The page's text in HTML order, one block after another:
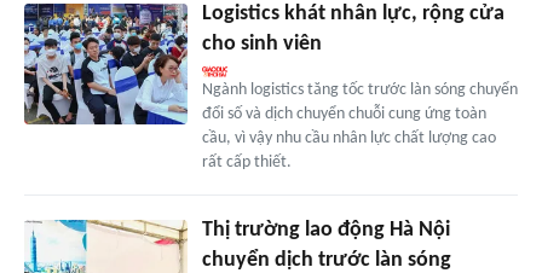
Logistics khát nhân lực, rộng cửa
cho sinh viên
Ngành logistics tăng tốc trước làn sóng chuyển
đổi số và dịch chuyển chuỗi cung ứng toàn
cầu, vì vậy nhu cầu nhân lực chất lượng cao
rất cấp thiết.
Thị trường lao động Hà Nội
chuyển dịch trước làn sóng